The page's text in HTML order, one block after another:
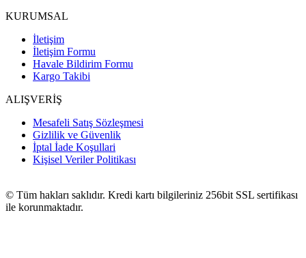
KURUMSAL
İletişim
İletişim Formu
Havale Bildirim Formu
Kargo Takibi
ALIŞVERİŞ
Mesafeli Satış Sözleşmesi
Gizlilik ve Güvenlik
İptal İade Koşullari
Kişisel Veriler Politikası
© Tüm hakları saklıdır. Kredi kartı bilgileriniz 256bit SSL sertifikası
ile korunmaktadır.